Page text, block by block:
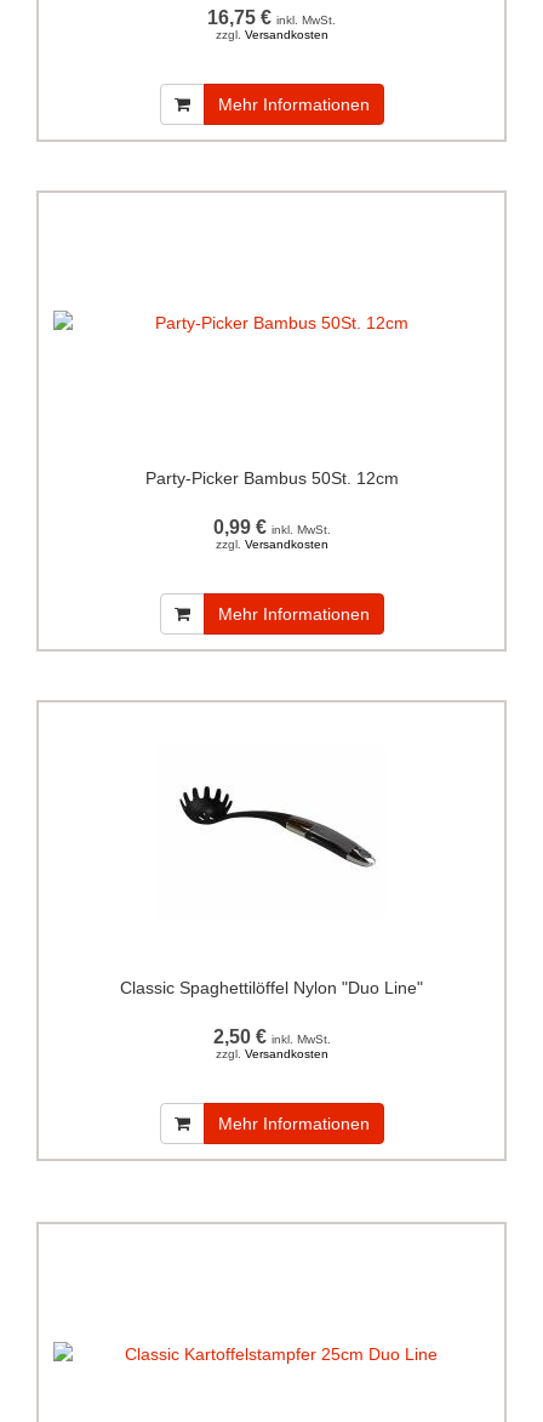
16,75 € inkl. MwSt.
zzgl. Versandkosten
Mehr Informationen
Party-Picker Bambus 50St. 12cm
0,99 € inkl. MwSt.
zzgl. Versandkosten
Mehr Informationen
Classic Spaghettilöffel Nylon "Duo Line"
2,50 € inkl. MwSt.
zzgl. Versandkosten
Mehr Informationen